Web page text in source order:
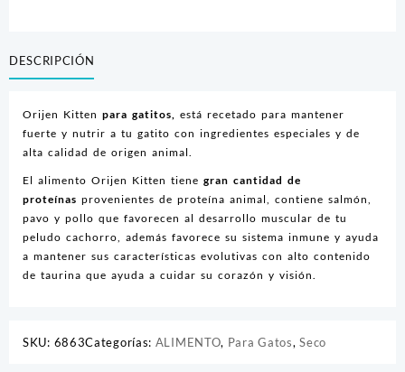
DESCRIPCIÓN
Orijen Kitten para gatitos, está recetado para mantener
fuerte y nutrir a tu gatito con ingredientes especiales y de
alta calidad de origen animal.
El alimento Orijen Kitten tiene gran cantidad de
proteínas provenientes de proteína animal, contiene salmón,
pavo y pollo que favorecen al desarrollo muscular de tu
peludo cachorro, además favorece su sistema inmune y ayuda
a mantener sus características evolutivas con alto contenido
de taurina que ayuda a cuidar su corazón y visión.
SKU: 6863Categorías: ALIMENTO, Para Gatos,Seco